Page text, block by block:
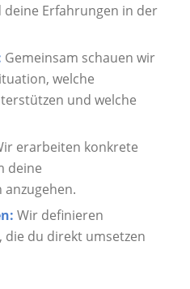
Erfahrungen in der
Gemeinsam schauen wir
welche
und welche
erarbeiten konkrete
deine
Wir definieren
die du direkt umsetzen